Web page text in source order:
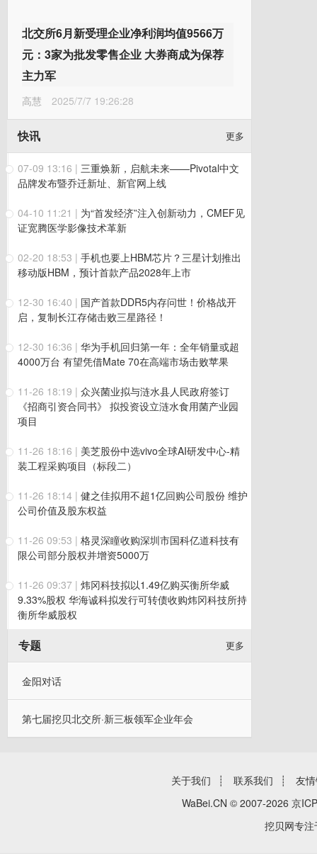
北交所6月新受理企业净利润均值9566万
元：3家为批发零售企业 大券商成为保荐
主力军
高慧 2025/7/7 19:26:28
快讯 更多
07-09 13:16 | 三重焕新，启航未来——Pivotal中文
品牌发布暨乔迁新址、新官网上线
04-10 11:21 | 为“首发经济”注入创新动力，CMEF见
证宽腾医学影像技术革新
02-20 18:53 | 手机也要上HBM芯片？三星计划推出
移动版HBM，预计首款产品2028年上市
12-30 16:40 | 国产首款DDR5内存问世！价格战开
启，复制长江存储击败三星路径！
12-30 16:36 | 华为手机回归第一年：全年销量或超
4000万台 有望凭借Mate 70在高端市场击败苹果
11-26 18:19 | 众兴菌业拟与涟水县人民政府签订
《招商引资合同书》 拟投资设立涟水食用菌产业园
项目
11-26 18:16 | 美芝股份中选vivo全球AI研发中心-精
装工程采购项目（标段二）
11-26 18:14 | 健之佳拟用不超1亿回购公司股份 维护
公司价值及股东权益
11-26 09:53 | 格灵深瞳收购深圳市国科亿道科技有
限公司部分股权并增资5000万
11-26 09:37 | 炜冈科技拟以1.49亿购买衡所华威
9.33%股权 华海诚科拟发行可转债收购炜冈科技所持
衡所华威股权
专题 更多
金阳对话
第七届挖贝北交所·新三板领军企业年会
关于我们 ┊ 联系我们 ┊
友
WaBei.CN © 2007-2026 京
挖贝网专